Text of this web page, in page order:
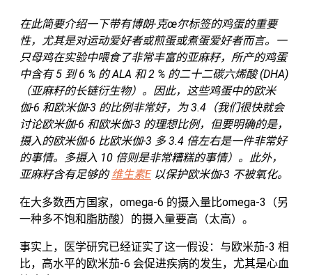
在此简要介绍一下带有博朗-克œ尔标签的鸡蛋的重要
性，尤其是对运动爱好者或煎蛋或煮蛋爱好者而言。一
只母鸡在实验中喂食了非常丰富的亚麻籽，所产的鸡蛋
中含有 5 到 6 % 的 ALA 和 2 % 的二十二碳六烯酸 (DHA)
（亚麻籽的长链衍生物）。因此，这些鸡蛋中的欧米
伽-6 和欧米伽-3 的比例非常好，为 3.4（我们很快就会
讨论欧米伽-6 和欧米伽-3 的理想比例，但要明确的是，
摄入的欧米伽-6 比欧米伽-3 多 3.4 倍左右是一件非常好
的事情。多摄入 10 倍则是非常糟糕的事情）。此外，
亚麻籽含有足够的维生素E以保护欧米伽-3 不被氧化。
在大多数西方国家，omega-6 的摄入量比omega-3（另
一种多不饱和脂肪酸）的摄入量要高（太高）。
事实上，医学研究已经证实了这一假设：与欧米茄-3 相
比，高水平的欧米茄-6 会促进疾病的发生，尤其是心血